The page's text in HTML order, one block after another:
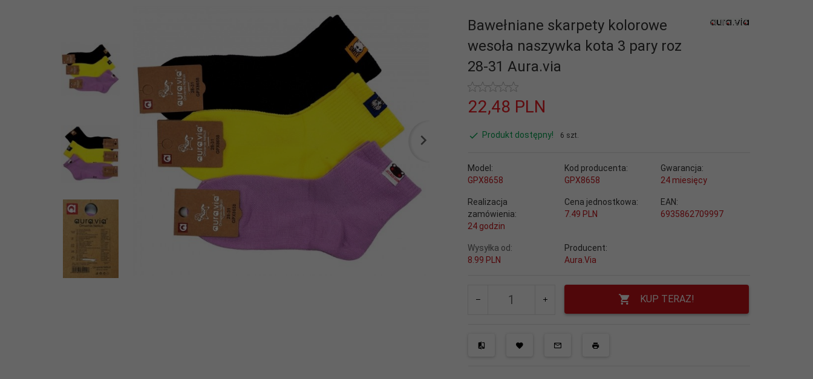
Bawełniane skarpety kolorowe
wesoła naszywka kota 3 pary roz
28-31 Aura.via
22,48 PLN
Produkt dostępny! 6 szt.
Model:
GPX8658
Kod producenta:
GPX8658
Gwarancja:
24 miesięcy
Realizacja
zamówienia:
24 godzin
Cena jednostkowa:
7.49 PLN
EAN:
6935862709997
Wysyłka od:
8.99 PLN
Producent:
Aura.Via
KUP TERAZ!